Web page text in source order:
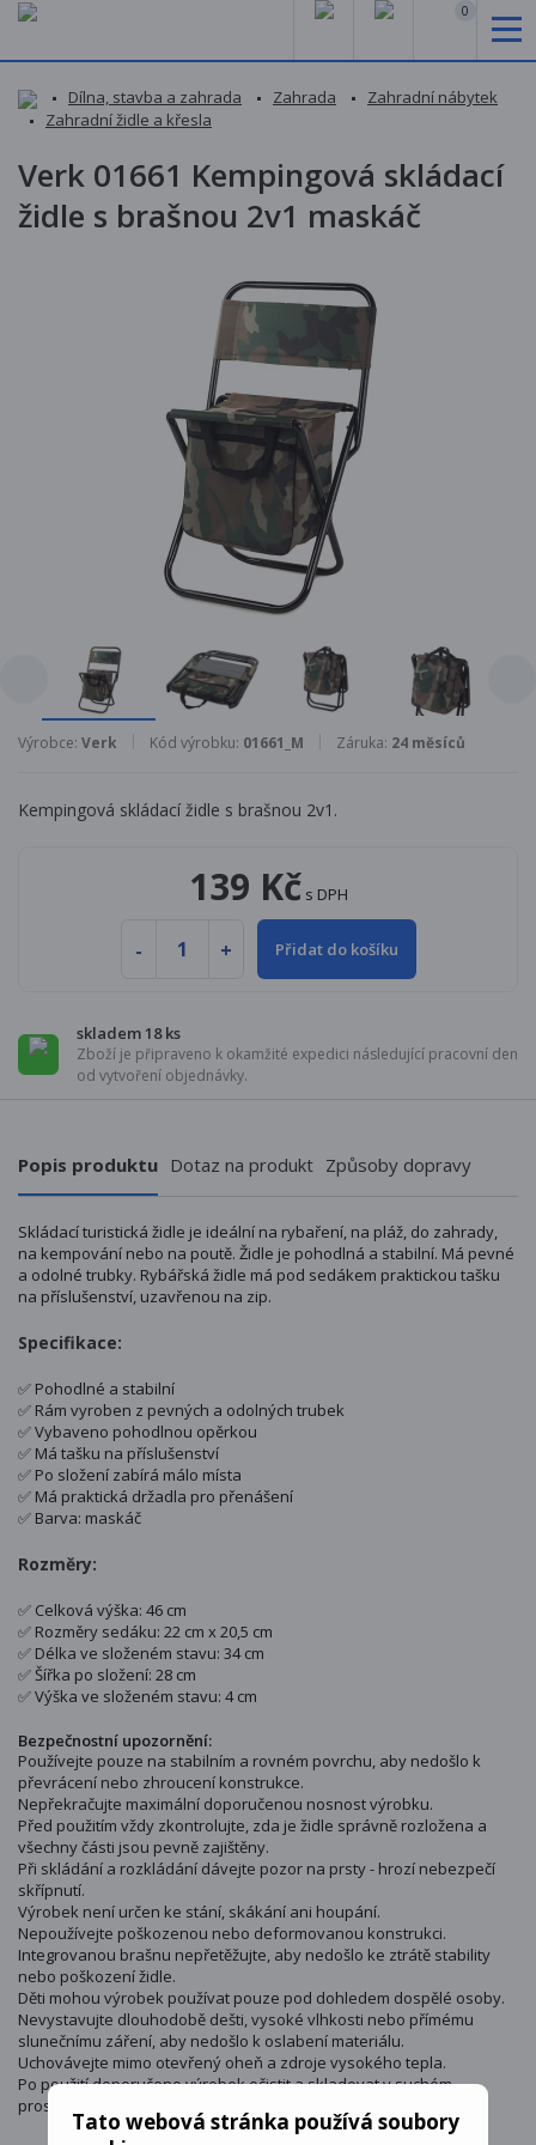
Tato webová stránka používá soubory
0
Dílna, stavba a zahrada Zahrada
Zahradní nábytek
Zahradní židle a křesla
Verk 01661 Kempingová skládací
židle s brašnou 2v1 maskáč
Výrobce: Verk Kód výrobku: 01661_M Záruka: 24 měsíců
Kempingová skládací židle s brašnou 2v1.
139 Kč s DPH
Přidat do košíku
skladem 18 ks
Zboží je připraveno k okamžité expedici následující pracovní den
od vytvoření objednávky.
Popis produktu Dotaz na produkt Způsoby dopravy
Skládací turistická židle je ideální na rybaření, na pláž, do zahrady,
na kempování nebo na poutě. Židle je pohodlná a stabilní. Má pevné
a odolné trubky. Rybářská židle má pod sedákem praktickou tašku
na příslušenství, uzavřenou na zip.
Specifikace:
✅ Pohodlné a stabilní
✅ Rám vyroben z pevných a odolných trubek
✅ Vybaveno pohodlnou opěrkou
✅ Má tašku na příslušenství
✅ Po složení zabírá málo místa
✅ Má praktická držadla pro přenášení
✅ Barva: maskáč
Rozměry:
✅ Celková výška: 46 cm
✅ Rozměry sedáku: 22 cm x 20,5 cm
✅ Délka ve složeném stavu: 34 cm
✅ Šířka po složení: 28 cm
✅ Výška ve složeném stavu: 4 cm
Bezpečnostní upozornění:
Používejte pouze na stabilním a rovném povrchu, aby nedošlo k
převrácení nebo zhroucení konstrukce.
Nepřekračujte maximální doporučenou nosnost výrobku.
Před použitím vždy zkontrolujte, zda je židle správně rozložena a
všechny části jsou pevně zajištěny.
Při skládání a rozkládání dávejte pozor na prsty - hrozí nebezpečí
skřípnutí.
Výrobek není určen ke stání, skákání ani houpání.
Nepoužívejte poškozenou nebo deformovanou konstrukci.
Integrovanou brašnu nepřetěžujte, aby nedošlo ke ztrátě stability
nebo poškození židle.
Děti mohou výrobek používat pouze pod dohledem dospělé osoby.
Nevystavujte dlouhodobě dešti, vysoké vlhkosti nebo přímému
slunečnímu záření, aby nedošlo k oslabení materiálu.
Uchovávejte mimo otevřený oheň a zdroje vysokého tepla.
Po použití doporučeno výrobek očistit a skladovat v suchém
prostředí.